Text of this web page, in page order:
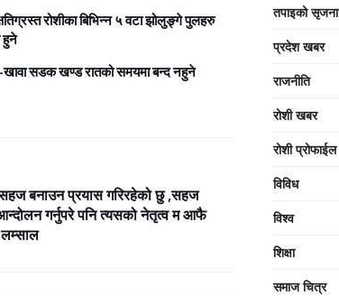
रोशीका बिभिन्न ५ वटा झोलुङ्गे पुलहरु
हुने
सडक खण्ड रातको समयमा बन्द नहुने
बनाउन प्रयास गरिरहेको छु ,सहज
गर्नुपरे पनि त्यसको नेतृत्व म आफै
लम्साल
तपाइको सृजना
प्रदेश खबर
राजनीति
रोशी खबर
रोशी प्रोफाईल
विविध
विश्व
शिक्षा
समाज चित्र